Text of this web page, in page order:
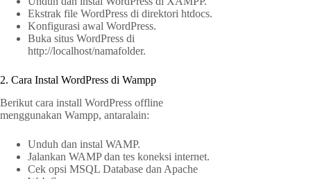
Ekstrak file WordPress di direktori htdocs.
Konfigurasi awal WordPress.
Buka situs WordPress di
http://localhost/namafolder.
2. Cara Instal WordPress di Wampp
Berikut cara install WordPress offline
menggunakan Wampp, antaralain:
Unduh dan instal WAMP.
Jalankan WAMP dan tes koneksi internet.
Cek opsi MSQL Database dan Apache